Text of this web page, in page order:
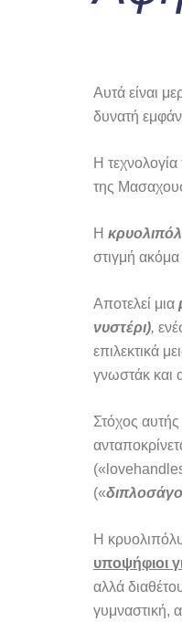
Αυτά είναι
δυνατή
Η
της
Η
στιγμή
Αποτελεί μια
νυστέρι),
επιλεκτικά
γνωστάκ και
Στόχος αυτής
(«
Η
υποψήφιοι
αλλά
γυμναστική,